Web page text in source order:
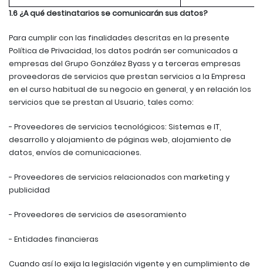
1.6 ¿A qué destinatarios se comunicarán sus datos?
Para cumplir con las finalidades descritas en la presente
Política de Privacidad, los datos podrán ser comunicados a
empresas del Grupo González Byass y a terceras empresas
proveedoras de servicios que prestan servicios a la Empresa
en el curso habitual de su negocio en general, y en relación los
servicios que se prestan al Usuario, tales como:
- Proveedores de servicios tecnológicos: Sistemas e IT,
desarrollo y alojamiento de páginas web, alojamiento de
datos, envíos de comunicaciones.
- Proveedores de servicios relacionados con marketing y
publicidad
- Proveedores de servicios de asesoramiento
- Entidades financieras
Cuando así lo exija la legislación vigente y en cumplimiento de